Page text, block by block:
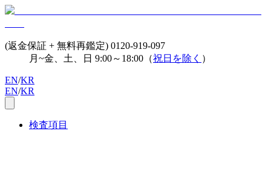
(返金保証 + 無料再鑑定) 0120-919-097
月~金、土、日 9:00～18:00（祝日を除く ）
EN/KR
EN/KR
検査項目